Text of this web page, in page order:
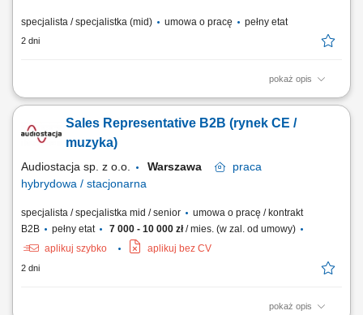
specjalista / specjalistka (mid) umowa o pracę pełny etat
2 dni
pokaż opis
Aktywne pozyskiwanie nowych klientów biznesowych oraz partnerów
obecnymi kontrahentami i budowanie długofalowych relacji.
Przygotowywanie ofert handlowych oraz prowadzenie negocjacji w
Sales Representative B2B (rynek CE /
muzyka)
Audiostacja sp. z o.o. Warszawa
praca
hybrydowa / stacjonarna
specjalista / specjalistka mid / senior
umowa o pracę / kontrakt
B2B
pełny etat 7 000 - 10 000 zł/ mies. (w zal. od umowy)
aplikuj szybko
aplikuj bez CV
2 dni
pokaż opis